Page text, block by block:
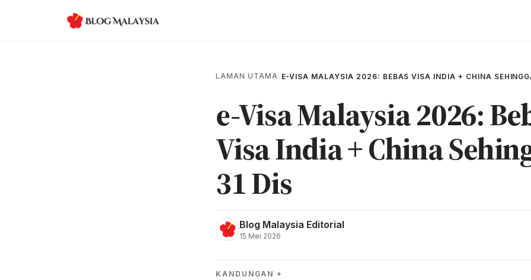
LAMAN UTAMA› E-VISA MALAYSIA 2026: BEBAS VISA INDIA + CHINA
e-Visa Malaysia 2026:
Visa India + China
31 Dis
Blog Malaysia Editorial
15 Mei 2026
KANDUNGAN